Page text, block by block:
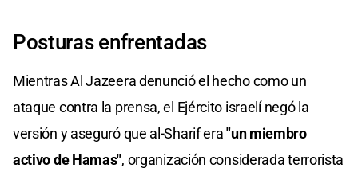
Posturas enfrentadas
Mientras Al Jazeera denunció el hecho como un
ataque contra la prensa, el Ejército israelí negó la
versión y aseguró que al-Sharif era"un miembro
activo de Hamas", organización considerada terrorista